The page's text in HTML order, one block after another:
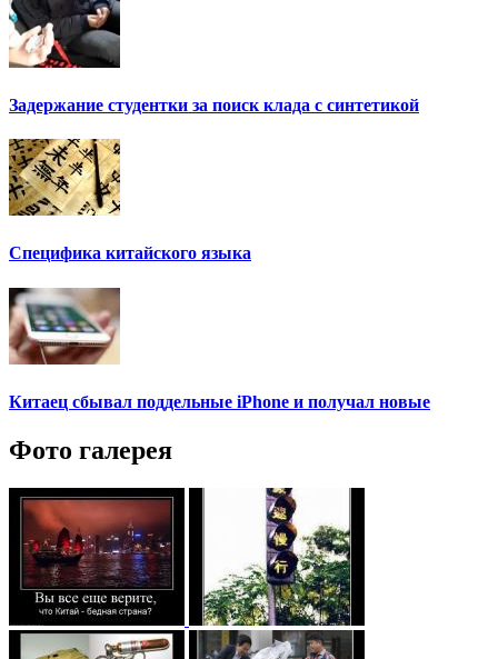
Задержание студентки за поиск клада с синтетикой
Специфика китайского языка
Китаец сбывал поддельные iPhone и получал новые
Фото галерея